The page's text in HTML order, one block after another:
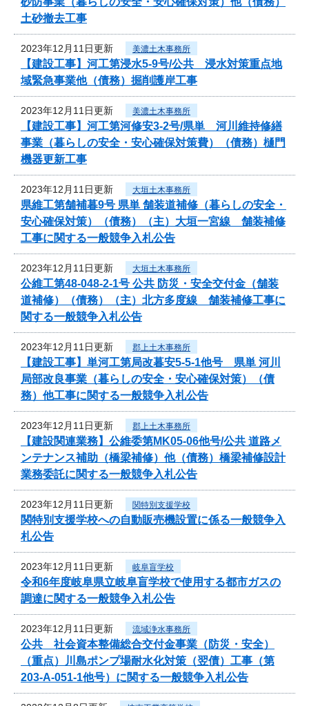
土砂撤去工事
2023年12月11日更新 美濃土木事務所
【建設工事】河工第浸水5-9号/公共 浸水対策重点地
域緊急事業他（債務）掘削護岸工事
2023年12月11日更新 美濃土木事務所
【建設工事】河工第河修安3-2号/県単 河川維持修繕
事業（暮らしの安全・安心確保対策費）（債務）樋門
機器更新工事
2023年12月11日更新 大垣土木事務所
県維工第舗補暮9号 県単 舗装道補修（暮らしの安全・
安心確保対策）（債務）（主）大垣一宮線 舗装補修
工事に関する一般競争入札公告
2023年12月11日更新 大垣土木事務所
公維工第48-048-2-1号 公共 防災・安全交付金（舗装
道補修）（債務）（主）北方多度線 舗装補修工事に
関する一般競争入札公告
2023年12月11日更新 郡上土木事務所
【建設工事】単河工第局改暮安5-5-1他号 県単 河川
局部改良事業（暮らしの安全・安心確保対策）（債
務）他工事に関する一般競争入札公告
2023年12月11日更新 郡上土木事務所
【建設関連業務】公維委第MK05-06他号/公共 道路メ
ンテナンス補助（橋梁補修）他（債務）橋梁補修設計
業務委託に関する一般競争入札公告
2023年12月11日更新 関特別支援学校
関特別支援学校への自動販売機設置に係る一般競争入
札公告
2023年12月11日更新 岐阜盲学校
令和6年度岐阜県立岐阜盲学校で使用する都市ガスの
調達に関する一般競争入札公告
2023年12月11日更新 流域浄水事務所
公共 社会資本整備総合交付金事業（防災・安全）
（重点）川島ポンプ場耐水化対策（翌債）工事（第
203-A-051-1他号）に関する一般競争入札公告